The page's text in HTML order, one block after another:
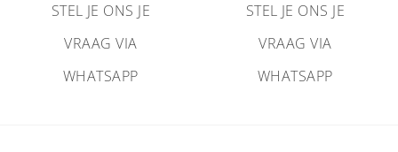
STEL JE ONS JE
VRAAG VIA
WHATSAPP
STEL JE ONS JE
VRAAG VIA
WHATSAPP